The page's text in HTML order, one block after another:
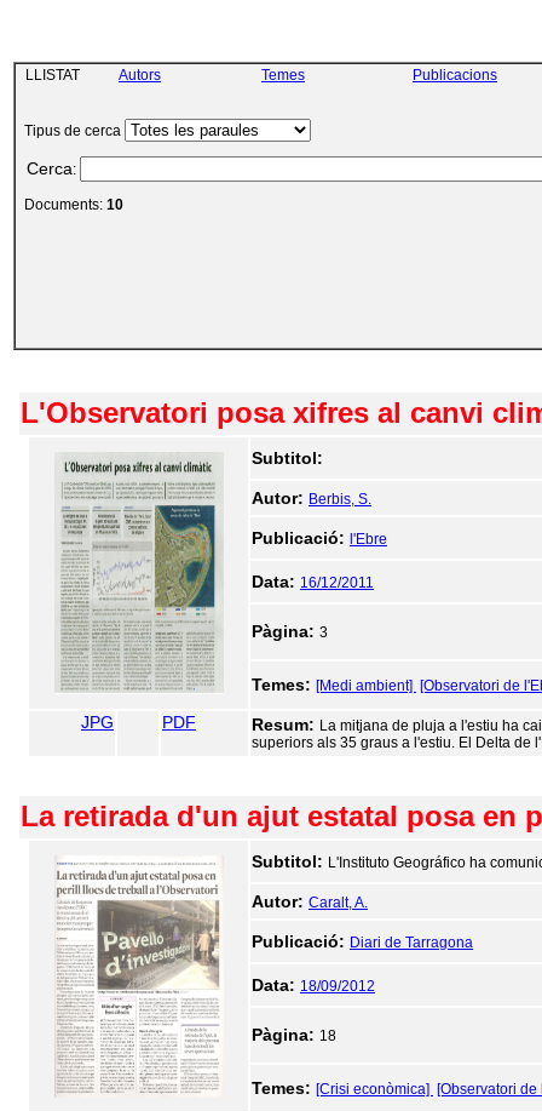
LLISTAT Autors Temes Publicacions
Tipus de cerca
Cerca:
Documents: 10
L'Observatori posa xifres al canvi
Subtitol:
Autor: Berbis, S.
Publicació: l'Ebre
Data: 16/12/2011
Pàgina: 3
Temes: [Medi ambient] [Observatori de
JPG PDF Resum: La mitjana de pluja a l'estiu ha
superiors als 35 graus a l'estiu. El Delta de
La retirada d'un ajut estatal posa en
Subtitol: L'Instituto Geográfico ha
Autor: Caralt, A.
Publicació: Diari de Tarragona
Data: 18/09/2012
Pàgina: 18
Temes: [Crisi econòmica] [Observatori de